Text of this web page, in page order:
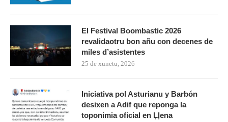
El Festival Boombastic 2026
revalidaotru bon añu con decenes de
miles d’asistentes
25 de xunetu, 2026
Iniciativa pol Asturianu y Barbón
desixen a Adif que reponga la
toponimia oficial en Ḷḷena